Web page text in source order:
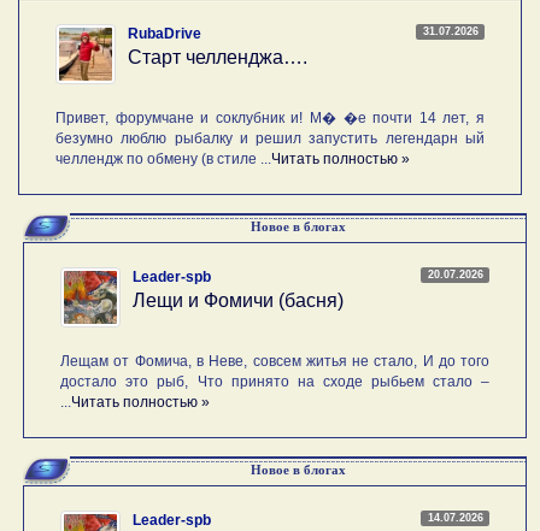
31.07.2026
RubaDrive
Старт челленджа….
Привет, форумчане и соклубник и! М� �е почти 14 лет, я
безумно люблю рыбалку и решил запустить легендарн ый
челлендж по обмену (в стиле ... Читать полностью »
Новое в блогах
20.07.2026
Leader-spb
Лещи и Фомичи (басня)
Лещам от Фомича, в Неве, совсем житья не стало, И до того
достало это рыб, Что принято на сходе рыбьем стало –
Читать полностью »
Новое в блогах
14.07.2026
Leader-spb